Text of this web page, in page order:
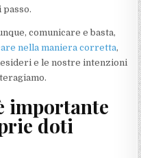
passo.
comunicare e basta,
nella maniera corretta,
e le nostre intenzioni
importante
doti